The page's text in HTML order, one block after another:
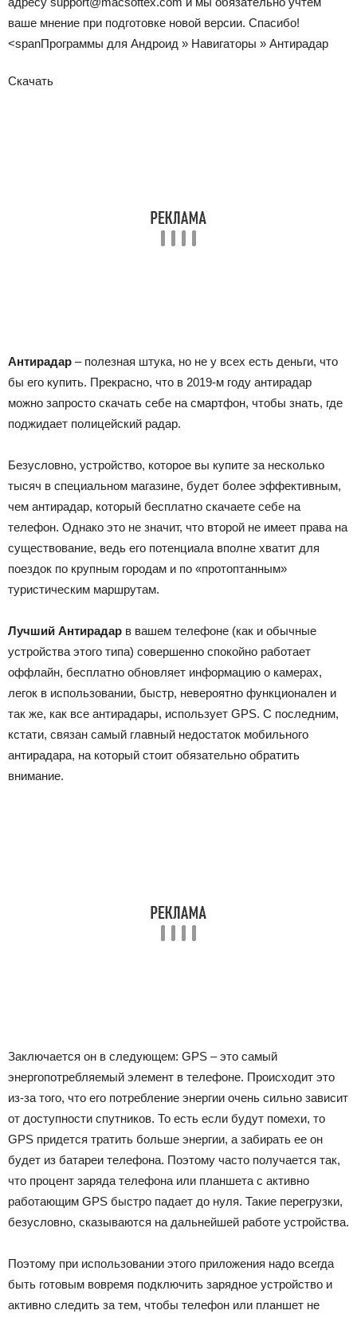
ваше мнение при подготовке новой версии. Спасибо!
<spanПрограммы для Андроид » Навигаторы » Антирадар
Скачать
Антирадар – полезная штука, но не у всех есть деньги, что
бы его купить. Прекрасно, что в 2019-м году антирадар
можно запросто скачать себе на смартфон, чтобы знать, где
поджидает полицейский радар.
Безусловно, устройство, которое вы купите за несколько
тысяч в специальном магазине, будет более эффективным,
чем антирадар, который бесплатно скачаете себе на
телефон. Однако это не значит, что второй не имеет права на
существование, ведь его потенциала вполне хватит для
поездок по крупным городам и по «протоптанным»
туристическим маршрутам.
Лучший Антирадар в вашем телефоне (как и обычные
устройства этого типа) совершенно спокойно работает
оффлайн, бесплатно обновляет информацию о камерах,
легок в использовании, быстр, невероятно функционален и
так же, как все антирадары, использует GPS. С последним,
кстати, связан самый главный недостаток мобильного
антирадара, на который стоит обязательно обратить
внимание.
Заключается он в следующем: GPS – это самый
энергопотребляемый элемент в телефоне. Происходит это
из-за того, что его потребление энергии очень сильно зависит
от доступности спутников. То есть если будут помехи, то
GPS придется тратить больше энергии, а забирать ее он
будет из батареи телефона. Поэтому часто получается так,
что процент заряда телефона или планшета с активно
работающим GPS быстро падает до нуля. Такие перегрузки,
безусловно, сказываются на дальнейшей работе устройства.
Поэтому при использовании этого приложения надо всегда
быть готовым вовремя подключить зарядное устройство и
активно следить за тем, чтобы телефон или планшет не